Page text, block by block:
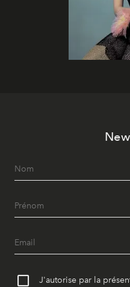
J'autorise par la